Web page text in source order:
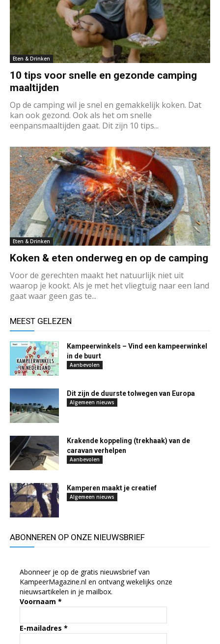
Eten & Drinken
10 tips voor snelle en gezonde camping
maaltijden
Op de camping wil je snel en gemakkelijk koken. Dat
kan ook gezond. Ook als het om snelle
eenpansmaaltijden gaat. Dit zijn 10 tips...
Eten & Drinken
Koken & eten onderweg en op de camping
Voor de gerechten maakt het natuurlijk niet uit
waarop je kookt. Als je met het vliegtuig naar een land
gaat waar geen gas te...
MEEST GELEZEN
Kampeerwinkels – Vind een kampeerwinkel
in de buurt
Aanbevolen
Dit zijn de duurste tolwegen van Europa
Algemeen nieuws
Krakende koppeling (trekhaak) van de
caravan verhelpen
Aanbevolen
Kamperen maakt je creatief
Algemeen nieuws
ABONNEREN OP ONZE NIEUWSBRIEF
Abonneer je op de gratis nieuwsbrief van
KampeerMagazine.nl en ontvang wekelijks onze
nieuwsartikelen in je mailbox.
Voornaam *
E-mailadres *